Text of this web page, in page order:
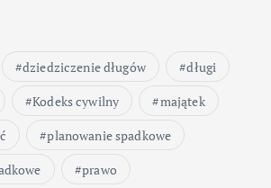
dziedziczenie długów
długi
Kodeks cywilny
majątek
planowanie spadkowe
prawo